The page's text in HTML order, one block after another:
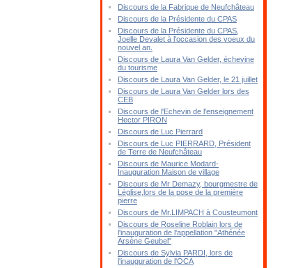
Discours de la Fabrique de Neufchâteau
Discours de la Présidente du CPAS
Discours de la Présidente du CPAS,
Joelle Devalet à l'occasion des voeux du
nouvel an.
Discours de Laura Van Gelder, échevine
du tourisme
Discours de Laura Van Gelder, le 21 juillet
Discours de Laura Van Gelder lors des
CEB
Discours de l'Echevin de l'enseignement
Hector PIRON
Discours de Luc Pierrard
Discours de Luc PIERRARD, Président
de Terre de Neufchâteau
Discours de Maurice Modard-
Inauguration Maison de village
Discours de Mr Demazy, bourgmestre de
Léglise,lors de la pose de la première
pierre
Discours de Mr.LIMPACH à Cousteumont
Discours de Roseline Roblain lors de
l'inauguration de l'appellation "Athénée
Arsène Geubel"
Discours de Sylvia PARDI, lors de
l'inauguration de l'OCA